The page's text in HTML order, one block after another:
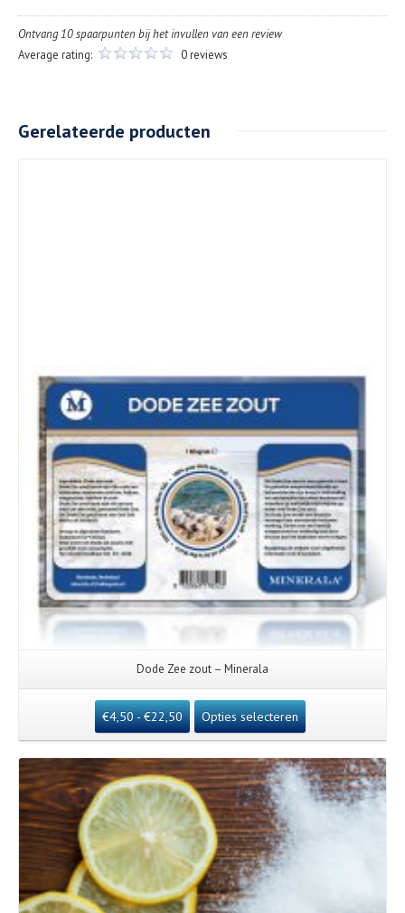
Ontvang 10 spaarpunten bij het invullen van een review
Average rating:
0 reviews
Gerelateerde producten
Dode Zee zout – Minerala
€4,50- €22,50 Opties selecteren